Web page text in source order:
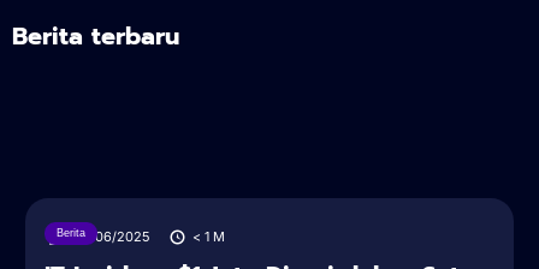
Berita terbaru
Berita28/06/2025 < 1 M